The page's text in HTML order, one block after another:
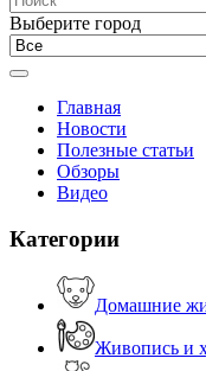
Выберите город
Главная
Новости
Полезные статьи
Обзоры
Видео
Категории
Домашние
Живопись и